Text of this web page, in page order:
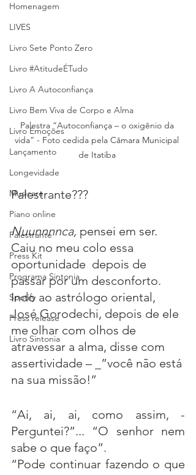
Homenagem
LIVES
Livro Sete Ponto Zero
Livro #AtitudeÉTudo
Livro A Autoconfiança
Livro Bem Viva de Corpo e Alma
Livro Emoções
Lançamento
Longevidade
Musicare
Piano online
Palestrante
Press Kit
Programa Sintonia
Spotify
Press release
Livro Sintonia
Palestra “Autoconfiança – o oxigênio da
vida” - Foto cedida pela Câmara Municipal
de Itatiba
Palestrante???
Nuunnnnca, pensei em ser.
Caiu no meu colo essa
oportunidade  depois de
passar por um desconforto.
Indo ao astrólogo oriental,
José Gorodechi, depois de ele
me olhar com olhos de
atravessar a alma, disse com
assertividade – _”você não está
na sua missão!”
“Ai, ai, ai, como assim, -
Perguntei?”... “O senhor nem
sabe o que faço”.
“Pode continuar fazendo o que